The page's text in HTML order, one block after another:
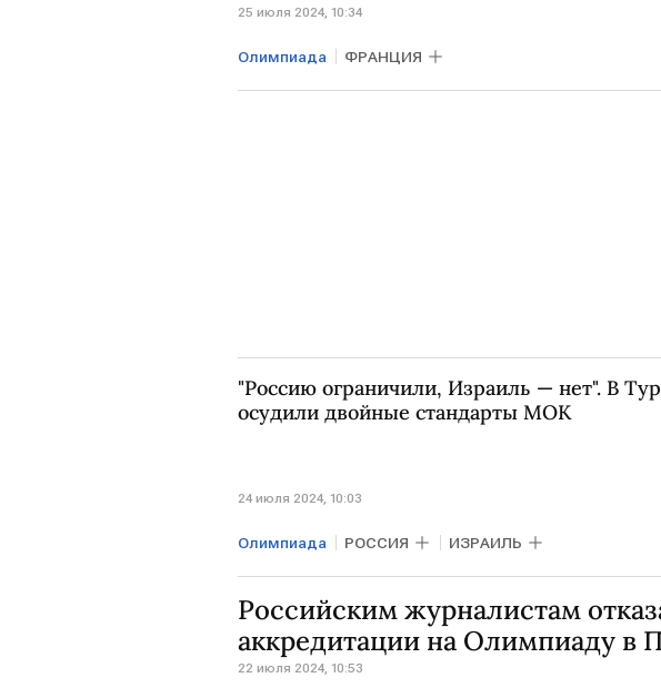
25 июля 2024, 10:34
Олимпиада ФРАНЦИЯ
"Россию ограничили, Израиль — нет". В
осудили двойные стандарты МОК
24 июля 2024, 10:03
Олимпиада РОССИЯ ИЗРАИЛЬ
Российским журналистам
аккредитации на Олимпиаду в
22 июля 2024, 10:53